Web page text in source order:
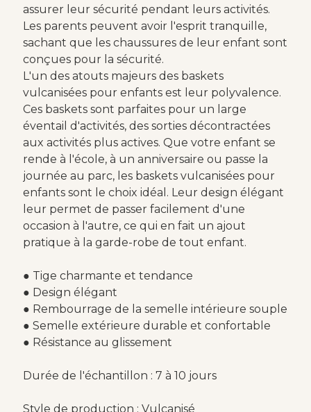
assurer leur sécurité pendant leurs activités.
Les parents peuvent avoir l'esprit tranquille,
sachant que les chaussures de leur enfant sont
conçues pour la sécurité.
L'un des atouts majeurs des baskets
vulcanisées pour enfants est leur polyvalence.
Ces baskets sont parfaites pour un large
éventail d'activités, des sorties décontractées
aux activités plus actives. Que votre enfant se
rende à l'école, à un anniversaire ou passe la
journée au parc, les baskets vulcanisées pour
enfants sont le choix idéal. Leur design élégant
leur permet de passer facilement d'une
occasion à l'autre, ce qui en fait un ajout
pratique à la garde-robe de tout enfant.
● Tige charmante et tendance
● Design élégant
● Rembourrage de la semelle intérieure souple
● Semelle extérieure durable et confortable
● Résistance au glissement
Durée de l'échantillon : 7 à 10 jours
Style de production : Vulcanisé